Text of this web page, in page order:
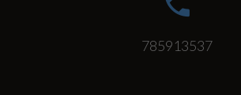
785913537